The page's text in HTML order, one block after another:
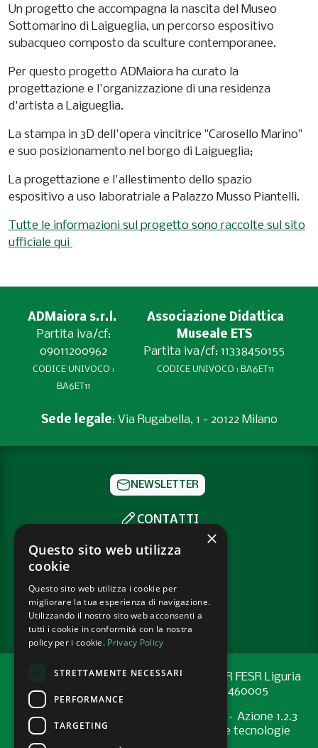
Un progetto che accompagna la nascita del Museo
Sottomarino di Laigueglia, un percorso espositivo
subacqueo composto da sculture contemporanee.
Per questo progetto ADMaiora ha curato la
progettazione e l'organizzazione di una residenza
d'artista a Laigueglia.
La stampa in 3D dell'opera vincitrice "Carosello Marino"
e suo posizionamento nel borgo di Laigueglia;
La progettazione e l'allestimento dello spazio
espositivo a uso laboratriale a Palazzo Musso Piantelli.
Tutte le informazioni sul progetto sono raccolte sul sito
ufficiale qui
ADMaiora s.r.l.
Partita iva/cf:
09011200962
CODICE UNIVOCO :
BA6ET11
Associazione Didattica
Museale ETS
Partita iva/cf: 11338450155
CODICE UNIVOCO : BA6ET11
Sede legale: Via Rugabella, 1 - 20122 Milano
NEWSLETTER
CONTATTI
SOCIAL
PRIVACY POLICY
COOKIE POLICY
Progetto cofinanziato con risorse del PR FESR Liguria
2021-2027 codice CUP: G44E24001460005
Programma Regionale FESR 2021-2027 – Azione 1.2.3
"Sostenere l’introduzione di pratiche e tecnologie
×
Questo sito web utilizza
cookie
Questo sito web utilizza i cookie per
migliorare la tua esperienza di navigazione.
Utilizzando il nostro sito web acconsenti a
tutti i cookie in conformità con la nostra
policy per i cookie. Privacy Policy
STRETTAMENTE NECESSARI
PERFORMANCE
TARGETING